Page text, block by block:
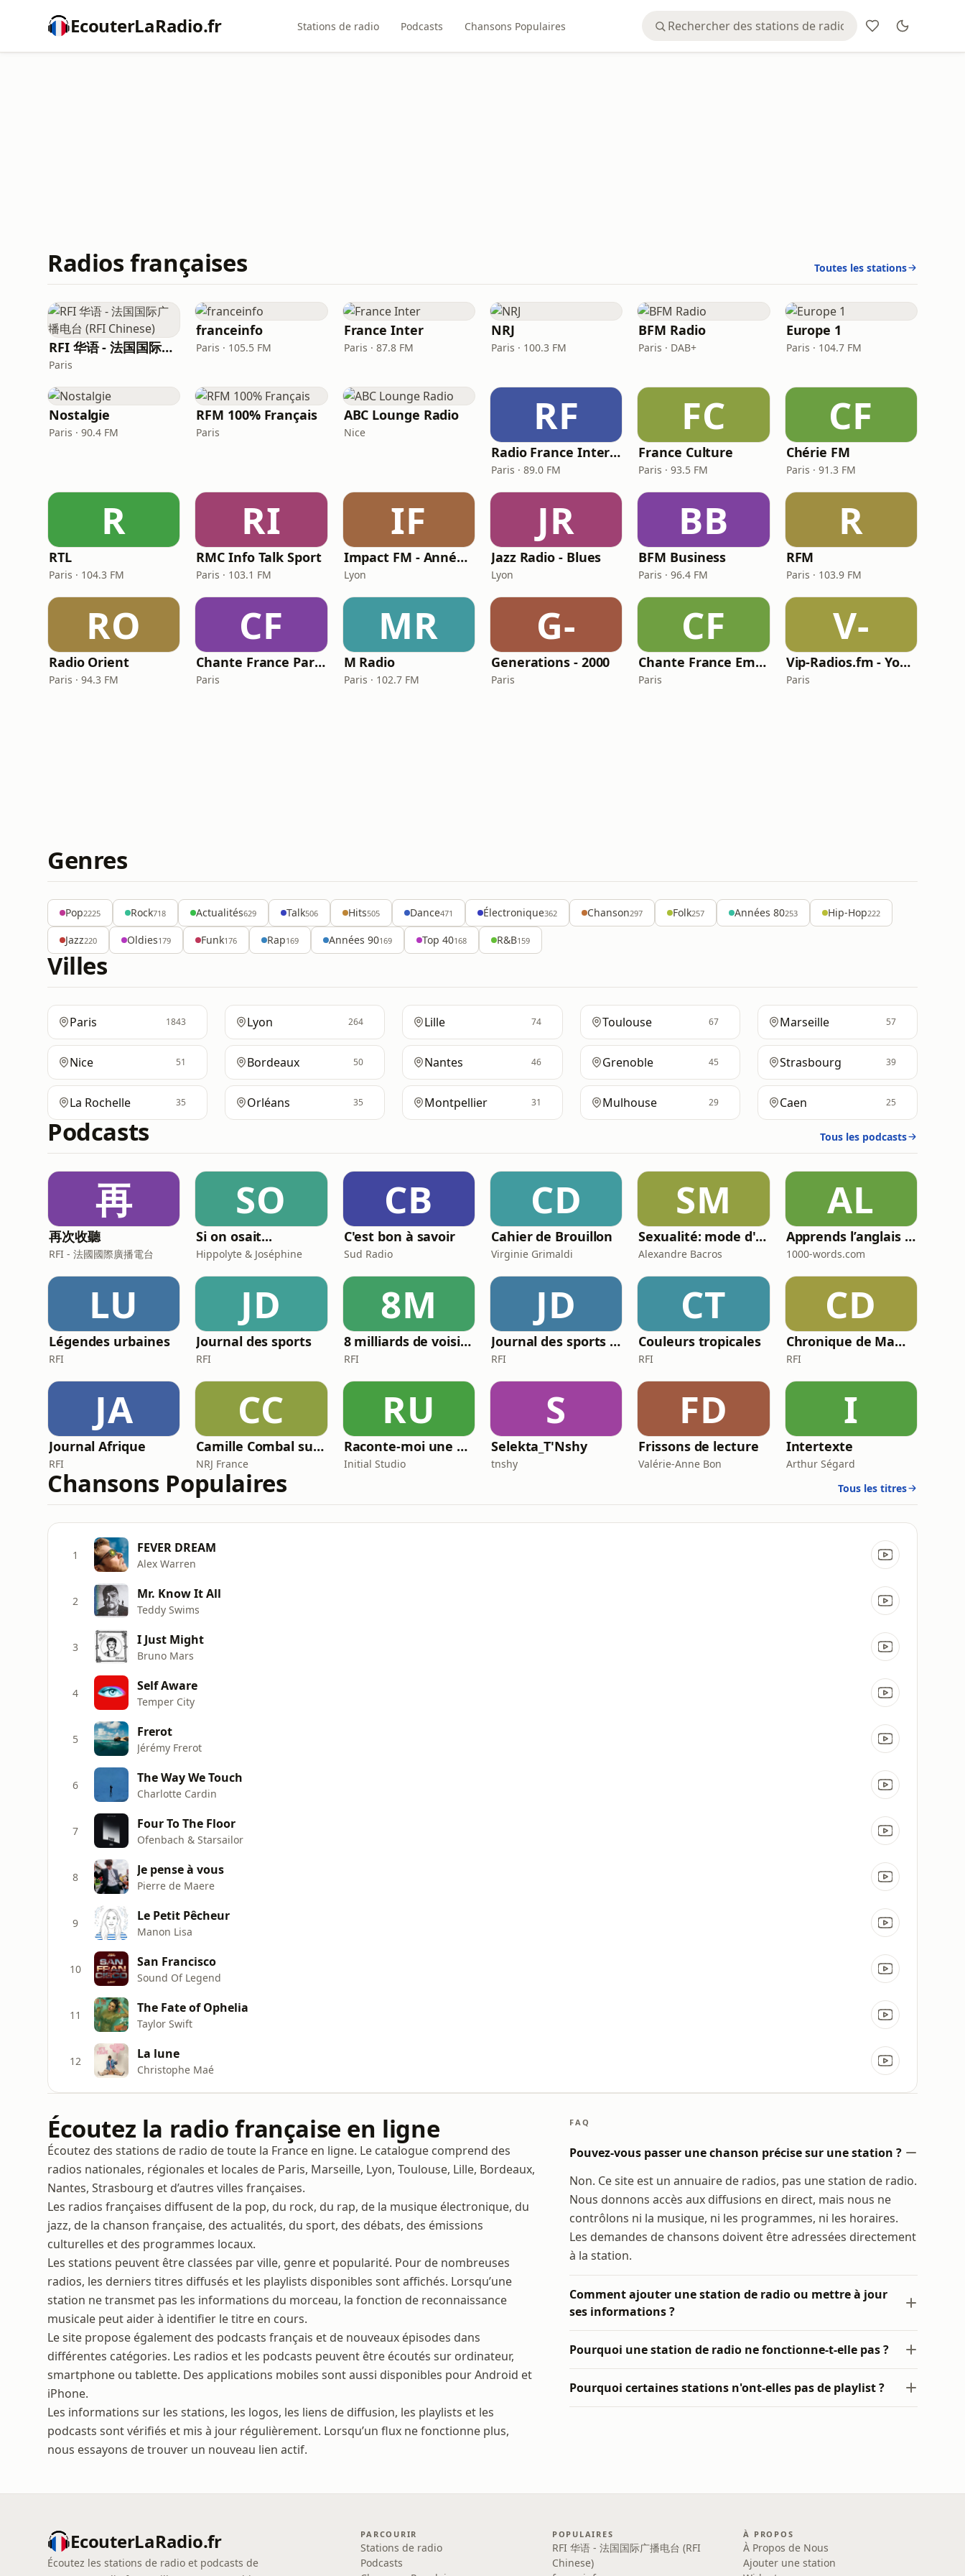
EcouterLaRadio.fr Stations de radio Podcasts Chansons Populaires
Radios françaises Toutes les stations
RFI 华语 - 法国国际广播电台 (RFI Chinese)
Paris
franceinfo
Paris · 105.5 FM
France Inter
Paris · 87.8 FM
NRJ
Paris · 100.3 FM
BFM Radio
Paris · DAB+
Europe 1
Paris · 104.7 FM
Nostalgie
Paris · 90.4 FM
RFM 100% Français
Paris
ABC Lounge Radio
Nice RF
Radio France Internationale (RFI)
Paris · 89.0 FM
FC
France Culture
Paris · 93.5 FM
CF
Chérie FM
Paris · 91.3 FM
R
RTL
Paris · 104.3 FM
RI
RMC Info Talk Sport
Paris · 103.1 FM
IF
Impact FM - Années 80
Lyon
JR
Jazz Radio - Blues
Lyon
BB
BFM Business
Paris · 96.4 FM
R
RFM
Paris · 103.9 FM
RO
Radio Orient
Paris · 94.3 FM
CF
Chante France Party
Paris
MR
M Radio
Paris · 102.7 FM
G-
Generations - 2000
Paris
CF
Chante France Emotion
Paris
V-
Vip-Radios.fm - Yoga Chill
Paris
Genres
Pop2225 Rock718 Actualités629 Talk506 Hits505 Dance471 Électronique362 Chanson297 Folk257 Années 80253 Hip-Hop222
Jazz220 Oldies179 Funk176 Rap169 Années 90169 Top 40168 R&B159
Villes
Paris 1843 Lyon 264 Lille 74 Toulouse 67 Marseille 57
Nice 51 Bordeaux 50 Nantes 46 Grenoble 45 Strasbourg 39
La Rochelle 35 Orléans 35 Montpellier 31 Mulhouse 29 Caen 25
Podcasts Tous les podcasts
再
再次收聽
RFI - 法國國際廣播電台
SO
Si on osait...
Hippolyte & Joséphine
CB
C'est bon à savoir
Sud Radio
CD
Cahier de Brouillon
Virginie Grimaldi
SM
Sexualité: mode d'emploi
Alexandre Bacros
AL
Apprends l’anglais 🇬🇧 pendant ton sommeil 😴 1000 phrases pour débutants | avec 1000-words.com
1000-words.com
LU
Légendes urbaines
RFI
JD
Journal des sports
RFI
8M
8 milliards de voisins
RFI
JD
Journal des sports Afrique
RFI
CT
Couleurs tropicales
RFI
CD
Chronique de Mamane
RFI
JA
Journal Afrique
RFI
CC
Camille Combal sur NRJ
NRJ France
RU
Raconte-moi une bêtise
Initial Studio
S
Selekta_T'Nshy
tnshy
FD
Frissons de lecture
Valérie-Anne Bon
I
Intertexte
Arthur Ségard
Chansons Populaires Tous les titres
1 FEVER DREAM
Alex Warren
2 Mr. Know It All
Teddy Swims
3 I Just Might
Bruno Mars
4 Self Aware
Temper City
5 Frerot
Jérémy Frerot
6 The Way We Touch
Charlotte Cardin
7 Four To The Floor
Ofenbach & Starsailor
8 Je pense à vous
Pierre de Maere
9 Le Petit Pêcheur
Manon Lisa
10 San Francisco
Sound Of Legend
11 The Fate of Ophelia
Taylor Swift
12 La lune
Christophe Maé
Écoutez la radio française en ligne
Écoutez des stations de radio de toute la France en ligne. Le catalogue comprend des
radios nationales, régionales et locales de Paris, Marseille, Lyon, Toulouse, Lille, Bordeaux,
Nantes, Strasbourg et d’autres villes françaises.
Les radios françaises diffusent de la pop, du rock, du rap, de la musique électronique, du
jazz, de la chanson française, des actualités, du sport, des débats, des émissions
culturelles et des programmes locaux.
Les stations peuvent être classées par ville, genre et popularité. Pour de nombreuses
radios, les derniers titres diffusés et les playlists disponibles sont affichés. Lorsqu’une
station ne transmet pas les informations du morceau, la fonction de reconnaissance
musicale peut aider à identifier le titre en cours.
Le site propose également des podcasts français et de nouveaux épisodes dans
différentes catégories. Les radios et les podcasts peuvent être écoutés sur ordinateur,
smartphone ou tablette. Des applications mobiles sont aussi disponibles pour Android et
iPhone.
Les informations sur les stations, les logos, les liens de diffusion, les playlists et les
podcasts sont vérifiés et mis à jour régulièrement. Lorsqu’un flux ne fonctionne plus,
nous essayons de trouver un nouveau lien actif.
FAQ
Pouvez-vous passer une chanson précise sur une station ?
Non. Ce site est un annuaire de radios, pas une station de radio.
Nous donnons accès aux diffusions en direct, mais nous ne
contrôlons ni la musique, ni les programmes, ni les horaires.
Les demandes de chansons doivent être adressées directement
à la station.
Comment ajouter une station de radio ou mettre à jour
ses informations ?
Pourquoi une station de radio ne fonctionne-t-elle pas ?
Pourquoi certaines stations n'ont-elles pas de playlist ?
EcouterLaRadio.fr
Écoutez les stations de radio et podcasts de
PARCOURIR
Stations de radio
Podcasts
POPULAIRES
RFI 华语 - 法国国际广播电台 (RFI
Chinese)
À PROPOS
À Propos de Nous
Ajouter une station